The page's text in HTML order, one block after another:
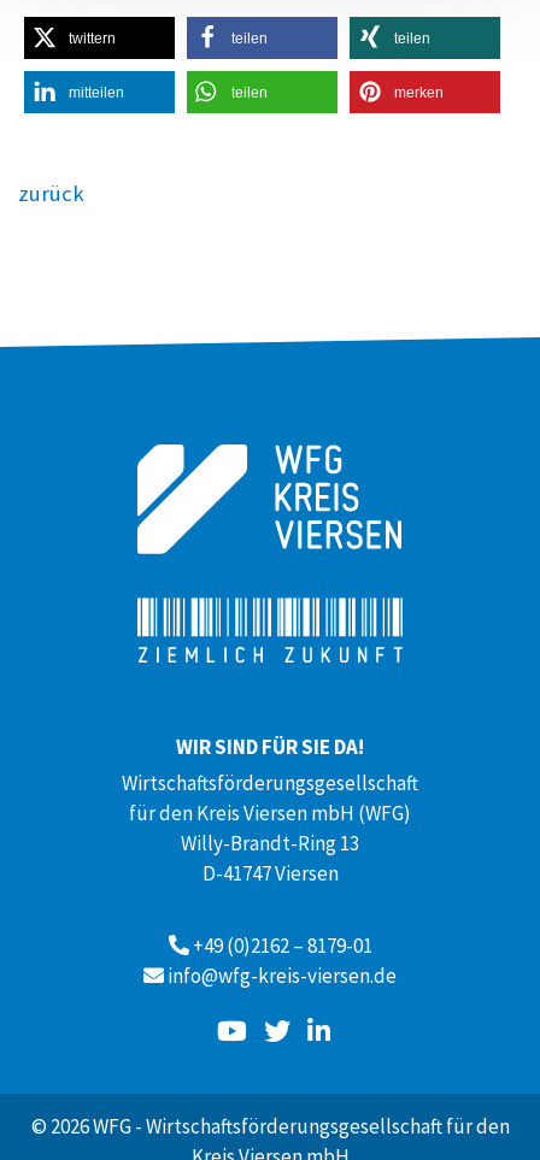
twittern teilen teilen
mitteilen teilen merken
zurück
WIR SIND FÜR SIE DA!
Wirtschaftsförderungsgesellschaft
für den Kreis Viersen mbH (WFG)
Willy-Brandt-Ring 13
D-41747 Viersen
+49 (0)2162 – 8179-01
info@wfg-kreis-viersen.de
© 2026 WFG - Wirtschaftsförderungsgesellschaft für den